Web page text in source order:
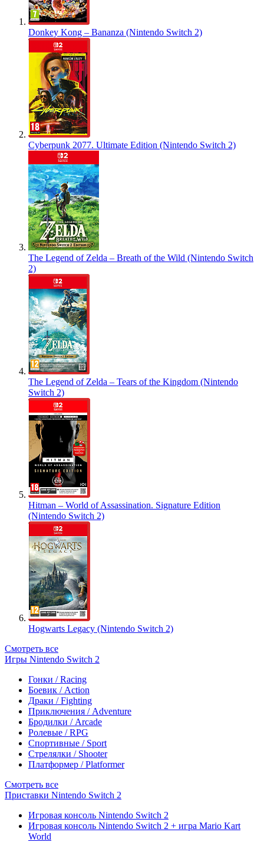
Donkey Kong – Bananza (Nintendo Switch 2)
Cyberpunk 2077. Ultimate Edition (Nintendo Switch 2)
The Legend of Zelda – Breath of the Wild (Nintendo Switch
2)
The Legend of Zelda – Tears of the Kingdom (Nintendo
Switch 2)
Hitman – World of Assassination. Signature Edition
(Nintendo Switch 2)
Hogwarts Legacy (Nintendo Switch 2)
Смотреть все
Игры Nintendo Switch 2
Гонки / Racing
Боевик / Action
Драки / Fighting
Приключения / Adventure
Бродилки / Arcade
Ролевые / RPG
Спортивные / Sport
Стрелялки / Shooter
Платформер / Platformer
Смотреть все
Приставки Nintendo Switch 2
Игровая консоль Nintendo Switch 2
Игровая консоль Nintendo Switch 2 + игра Mario Kart
World